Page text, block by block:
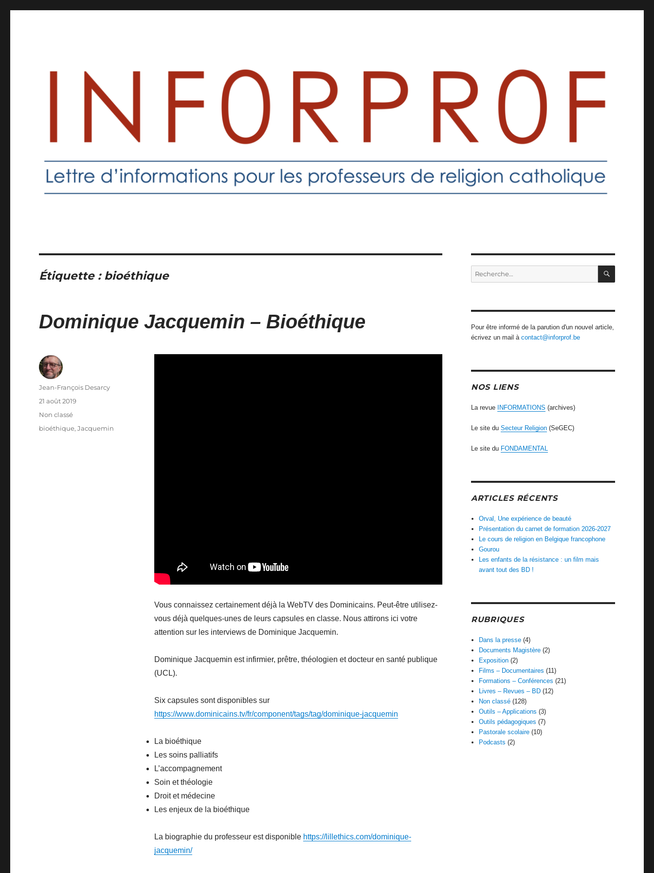
Étiquette : bioéthique
Dominique Jacquemin – Bioéthique
Vous connaissez certainement déjà la WebTV des Dominicains. Peut-être utilisez-
vous déjà quelques-unes de leurs capsules en classe. Nous attirons ici votre
attention sur les interviews de Dominique Jacquemin.
Dominique Jacquemin est infirmier, prêtre, théologien et docteur en santé publique
(UCL).
Six capsules sont disponibles sur
https://www.dominicains.tv/fr/component/tags/tag/dominique-jacquemin
La bioéthique
Les soins palliatifs
L’accompagnement
Soin et théologie
Droit et médecine
Les enjeux de la bioéthique
La biographie du professeur est disponible https://lillethics.com/dominique-
jacquemin/
Auteur
Jean-François Desarcy
Publié
21 août 2019
Catégories
Non classé
Étiquettes
bioéthique,Jacquemin
Recherche
pour
Pour être informé de la parution d'un nouvel article,
écrivez un mail à contact@inforprof.be
NOS LIENS
La revue INFORMATIONS (archives)
Le site du Secteur Religion(SeGEC)
Le site du FONDAMENTAL
ARTICLES RÉCENTS
Orval, Une expérience de beauté
Présentation du carnet de formation 2026-2027
Le cours de religion en Belgique francophone
Gourou
Les enfants de la résistance : un film mais
avant tout des BD !
RUBRIQUES
Dans la presse (4)
Documents Magistère (2)
Exposition (2)
Films – Documentaires (11)
Formations – Conférences (21)
Livres – Revues – BD (12)
Non classé (128)
Outils – Applications (3)
Outils pédagogiques (7)
Pastorale scolaire (10)
Podcasts (2)